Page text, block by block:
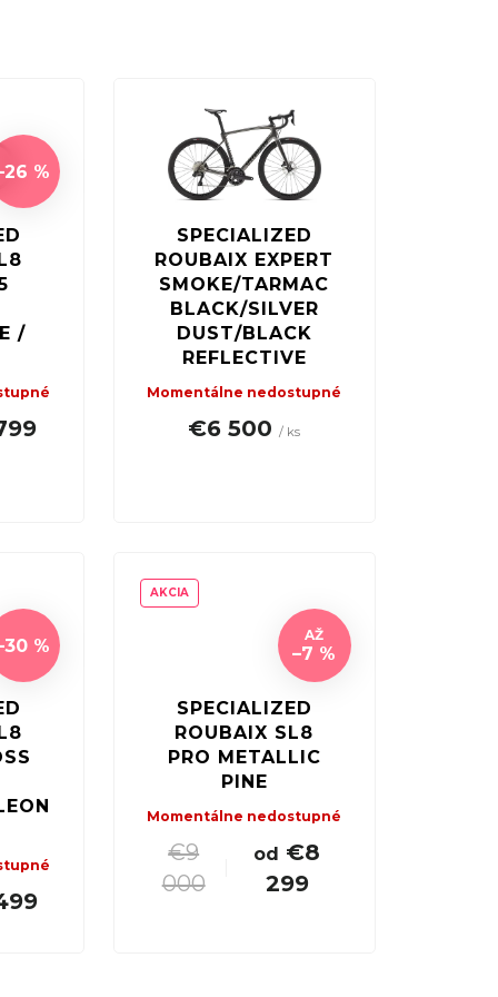
%
/
SPECIALIZED
ROUBAIX EXPERT
SMOKE/TARMAC
BLACK/SILVER
DUST/BLACK
REFLECTIVE
Momentálne nedostupné
€6 500/ ks
%
AKCIA
AŽ
–7 %
SPECIALIZED
ROUBAIX SL8
PRO METALLIC
PINE
Momentálne nedostupné
€9
000
od €8
299